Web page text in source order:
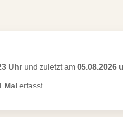
Uhr und zuletzt am 05.08.2026
Mal erfasst.